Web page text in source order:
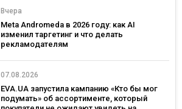
Вчера
Meta Andromeda в 2026 году: как AI
изменил таргетинг и что делать
рекламодателям
07.08.2026
EVA.UA запустила кампанию «Кто бы мог
подумать» об ассортименте, который